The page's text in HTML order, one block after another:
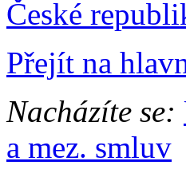
Přejít na
Nacházíte se:
a mez. smluv